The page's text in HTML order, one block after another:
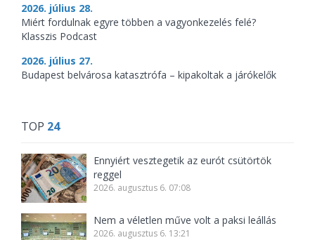
2026. július 28.
Miért fordulnak egyre többen a vagyonkezelés felé?
Klasszis Podcast
2026. július 27.
Budapest belvárosa katasztrófa – kipakoltak a járókelők
TOP 24
Ennyiért vesztegetik az eurót csütörtök
reggel
2026. augusztus 6. 07:08
Nem a véletlen műve volt a paksi leállás
2026. augusztus 6. 13:21